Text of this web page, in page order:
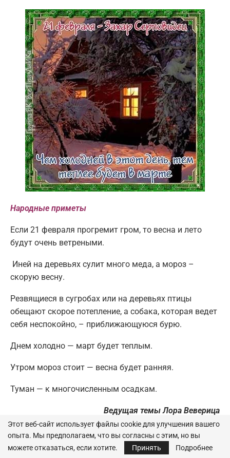
Народные приметы
Если 21 февраля прогремит гром, то весна и лето
будут очень ветреными.
Иней на деревьях сулит много меда, а мороз –
скорую весну.
Резвящиеся в сугробах или на деревьях птицы
обещают скорое потепление, а собака, которая ведет
себя неспокойно, – приближающуюся бурю.
Днем холодно — март будет теплым.
Утром мороз стоит — весна будет ранняя.
Туман — к многочисленным осадкам.
Ведущая темы Лора Веверица
Этот веб-сайт использует файлы cookie для улучшения вашего
опыта. Мы предполагаем, что вы согласны с этим, но вы
можете отказаться, если хотите.
Принять Подробнее